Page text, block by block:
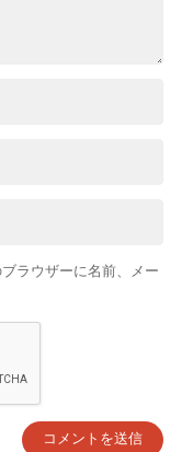
ラウザーに名前、メー